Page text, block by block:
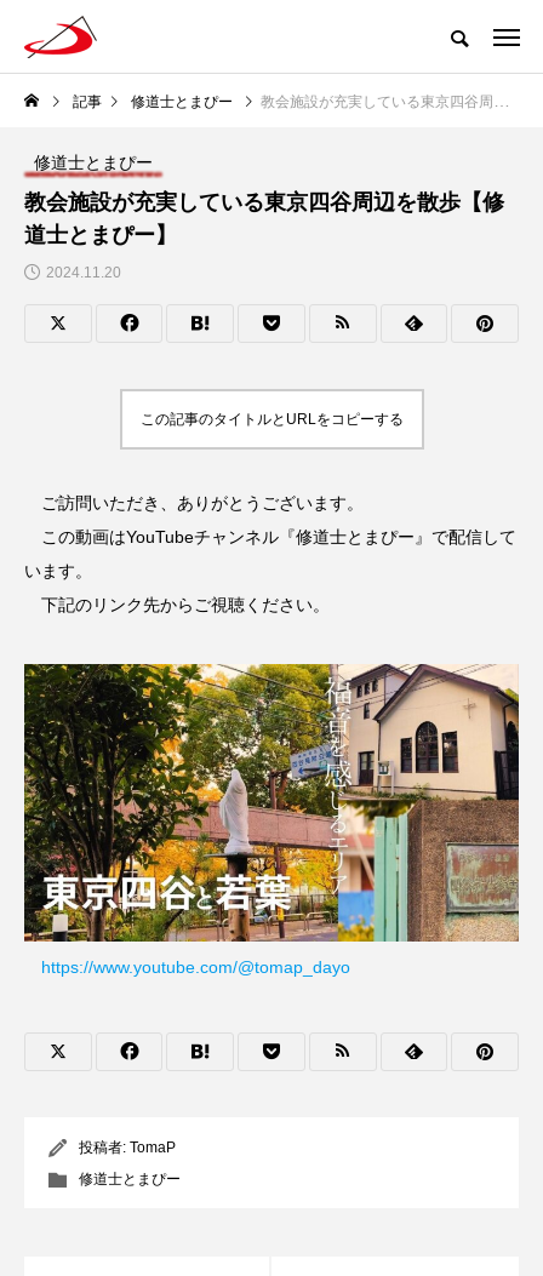
記事 修道士とまぴー 教会施設が充実している東京四谷周辺を散歩【修道士とまぴー】
修道士とまぴー
教会施設が充実している東京四谷周辺を散歩【修
道士とまぴー】
2024.11.20
この記事のタイトルとURLをコピーする
ご訪問いただき、ありがとうございます。
この動画はYouTubeチャンネル『修道士とまぴー』で配信して
います。
下記のリンク先からご視聴ください。
https://www.youtube.com/@tomap_dayo
投稿者: TomaP
修道士とまぴー